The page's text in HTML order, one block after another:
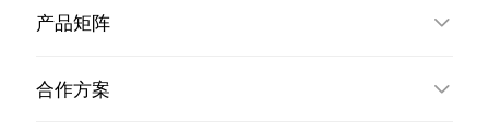
产品矩阵
合作方案